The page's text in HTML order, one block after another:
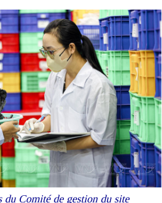
du Comité de gestion du site